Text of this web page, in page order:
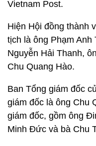
Vietnam Post.
Hiện Hội đồng thành
tịch là ông Phạm Anh
Nguyễn Hải Thanh,
Chu Quang Hào.
Ban Tổng giám đốc
giám đốc là ông Chu
giám đốc, gồm ông
Minh Đức và bà Chu